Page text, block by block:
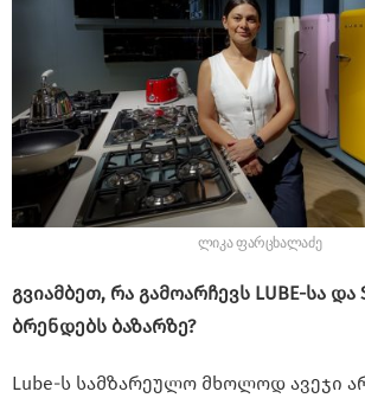
ლიკა ფარცხალაძე
გვიამბეთ, რა გამოარჩევს LUBE-სა და
ბრენდებს ბაზარზე?
Lube-ს სამზარეულო მხოლოდ ავეჯი